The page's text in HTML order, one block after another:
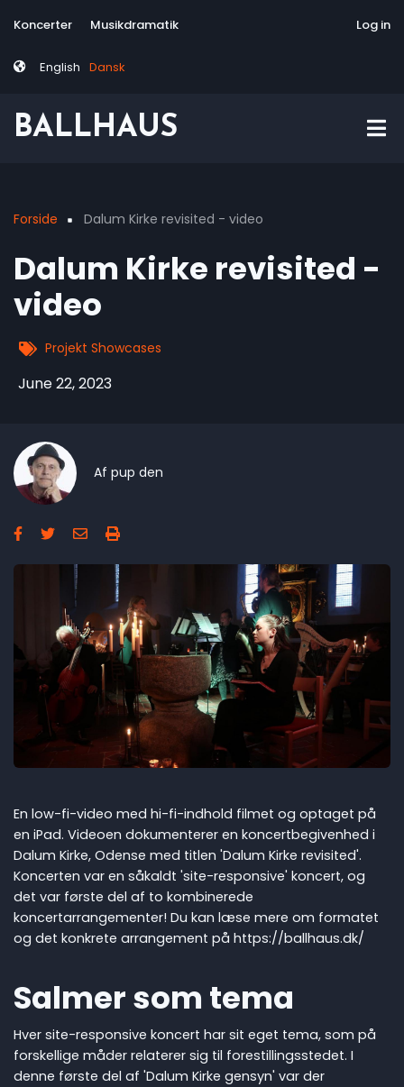
to
content
Tag
Koncerter Musikdramatik Via Artis
English Dansk
Log in
BALLHAUS
Forside Dalum Kirke revisited - video
Dalum Kirke revisited -
video
Projekt Showcases
June 22, 2023
Af pup den
En low-fi-video med hi-fi-indhold filmet og optaget på
en iPad. Videoen dokumenterer en koncertbegivenhed i
Dalum Kirke, Odense med titlen 'Dalum Kirke revisited'.
Koncerten var en såkaldt 'site-responsive' koncert, og
det var første del af to kombinerede
koncertarrangementer! Du kan læse mere om formatet
og det konkrete arrangement på https://ballhaus.dk/
Salmer som tema
Hver site-responsive koncert har sit eget tema, som på
forskellige måder relaterer sig til forestillingsstedet. I
denne første del af 'Dalum Kirke gensyn' var der